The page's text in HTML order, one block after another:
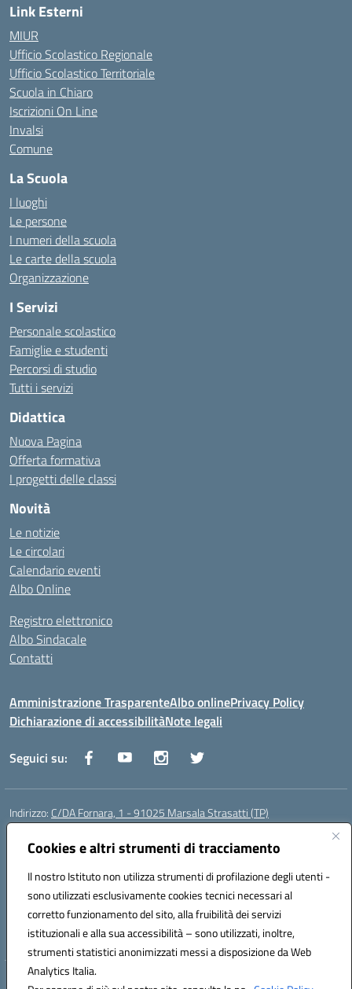
Cookies e altri strumenti di tracciamento
Il nostro Istituto non utilizza strumenti di profilazione degli utenti -
sono utilizzati esclusivamente cookies tecnici necessari al
corretto funzionamento del sito, alla fruibilità dei servizi
istituzionali e alla sua accessibilità – sono utilizzati, inoltre,
strumenti statistici anonimizzati messi a disposizione da Web
Analytics Italia.
Link Esterni
MIUR
Ufficio Scolastico Regionale
Ufficio Scolastico Territoriale
Scuola in Chiaro
Iscrizioni On Line
Invalsi
Comune
La Scuola
I luoghi
Le persone
I numeri della scuola
Le carte della scuola
Organizzazione
I Servizi
Personale scolastico
Famiglie e studenti
Percorsi di studio
Tutti i servizi
Didattica
Nuova Pagina
Offerta formativa
I progetti delle classi
Novità
Le notizie
Le circolari
Calendario eventi
Albo Online
Registro elettronico
Albo Sindacale
Contatti
Amministrazione TrasparenteAlbo onlinePrivacy Policy
Dichiarazione di accessibilitàNote legali
Seguici su:
Indirizzo: C/DA Fornara, 1 - 91025 Marsala Strasatti (TP)
Centralino:
Posta elettronica certificata (PEC):tpic81600v@pec.istruzione.it
Codice fiscale: 82006360810
Codice meccanografico:TPIC81600V
Codice Indice delle Pubbliche Amministrazioni (IPA): istsc_tpic81600v
Codice unico di fatturazione (CUF): UFODYY
Hosting & Powered by 3D Solution S.r.l.